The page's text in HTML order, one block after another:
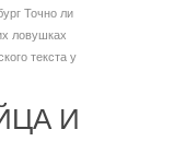
Точно ли
ловушках
текста у
И